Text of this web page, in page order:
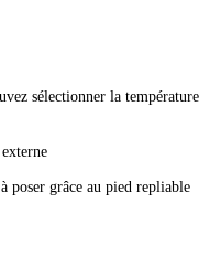
sélectionner la température
grâce au pied repliable